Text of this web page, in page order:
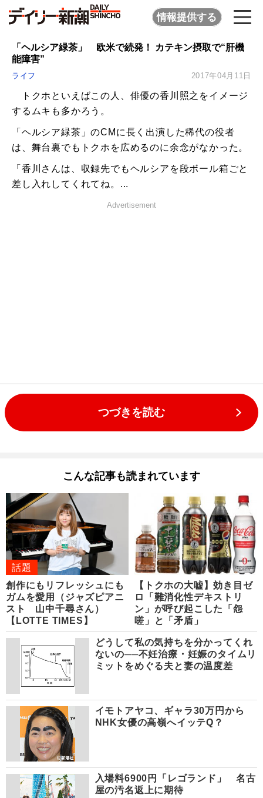
情報提供する
「ヘルシア緑茶」 欧米で続発！ カテキン摂取で“肝機
能障害”
ライフ 2017年04月11日
トクホといえばこの人、俳優の香川照之をイメージ
するムキも多かろう。
「ヘルシア緑茶」のCMに長く出演した稀代の役者
は、舞台裏でもトクホを広めるのに余念がなかった。
「香川さんは、収録先でもヘルシアを段ボール箱ごと
差し入れしてくれてね。...
Advertisement
つづきを読む
こんな記事も読まれています
話題
創作にもリフレッシュにも
ガムを愛用（ジャズピアニ
スト 山中千尋さん）
【LOTTE TIMES】
【トクホの大嘘】効き目ゼ
ロ「難消化性デキストリ
ン」が呼び起こした「怨
嗟」と「矛盾」
どうして私の気持ちを分かってくれ
ないの──不妊治療・妊娠のタイムリ
ミットをめぐる夫と妻の温度差
イモトアヤコ、ギャラ30万円から
NHK女優の高嶺へイッテQ？
入場料6900円「レゴランド」 名古
屋の汚名返上に期待